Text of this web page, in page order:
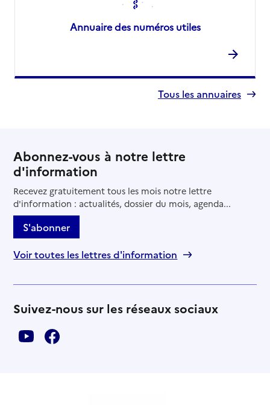
Annuaire des numéros utiles
Tous les annuaires
Abonnez-vous à notre lettre
d'information
Recevez gratuitement tous les mois notre lettre
d'information : actualités, dossier du mois, agenda...
S'abonner
Voir toutes les lettres d'information
Suivez-nous sur les réseaux sociaux